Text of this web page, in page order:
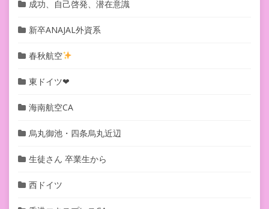
成功、自己啓発、潜在意識
新卒ANAJAL外資系
春秋航空
東ドイツ❤︎
海南航空CA
烏丸御池・四条烏丸近辺
生徒さん 卒業生から
西ドイツ